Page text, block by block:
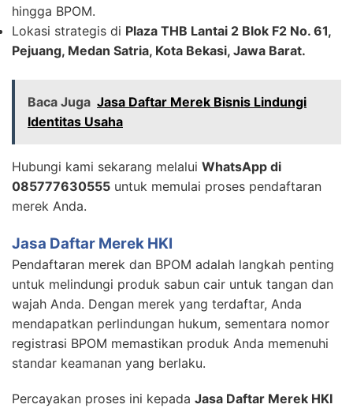
hingga BPOM.
Lokasi strategis di Plaza THB Lantai 2 Blok F2 No. 61,
Pejuang, Medan Satria, Kota Bekasi, Jawa Barat.
Baca Juga Jasa Daftar Merek Bisnis Lindungi
Identitas Usaha
Hubungi kami sekarang melalui WhatsApp di
085777630555 untuk memulai proses pendaftaran
merek Anda.
Jasa Daftar Merek HKI
Pendaftaran merek dan BPOM adalah langkah penting
untuk melindungi produk sabun cair untuk tangan dan
wajah Anda. Dengan merek yang terdaftar, Anda
mendapatkan perlindungan hukum, sementara nomor
registrasi BPOM memastikan produk Anda memenuhi
standar keamanan yang berlaku.
Percayakan proses ini kepada Jasa Daftar Merek HKI